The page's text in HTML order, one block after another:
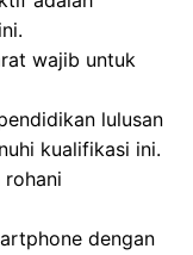
wajib untuk
lulusan
kualifikasi ini.
rohani
dengan